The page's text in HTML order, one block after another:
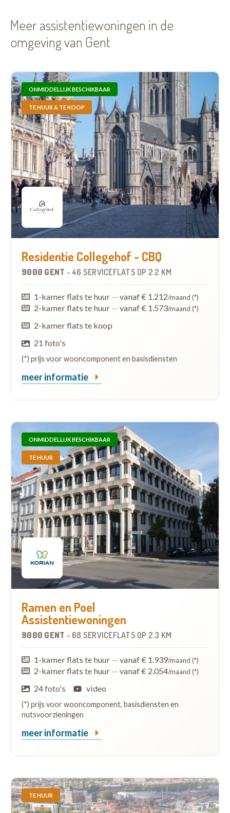
Meer assistentiewoningen in de
omgeving van Gent
ONMIDDELLIJK BESCHIKBAAR
TE HUUR & TE KOOP
Residentie Collegehof - CBQ
9000 GENT - 46 SERVICEFLATS OP 2.2 KM
1-kamer flats te huur — vanaf € 1.212/maand (*)
2-kamer flats te huur — vanaf € 1.573/maand (*)
2-kamer flats te koop
21 foto's
(*) prijs voor wooncomponent en basisdiensten
meer informatie
ONMIDDELLIJK BESCHIKBAAR
TE HUUR
Ramen en Poel
Assistentiewoningen
9000 GENT - 68 SERVICEFLATS OP 2.3 KM
1-kamer flats te huur — vanaf € 1.939/maand (*)
2-kamer flats te huur — vanaf € 2.054/maand (*)
24 foto's video
(*) prijs voor wooncomponent, basisdiensten en
nutsvoorzieningen
meer informatie
TE HUUR